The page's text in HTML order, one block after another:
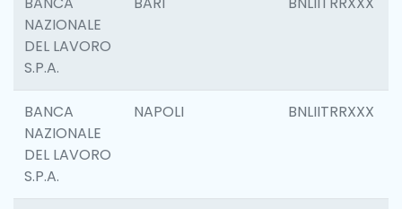
NAZIONALE
DEL LAVORO
S.P.A.
BANCA
NAZIONALE
DEL LAVORO
S.P.A.
NAPOLI BNLIITRRXXX